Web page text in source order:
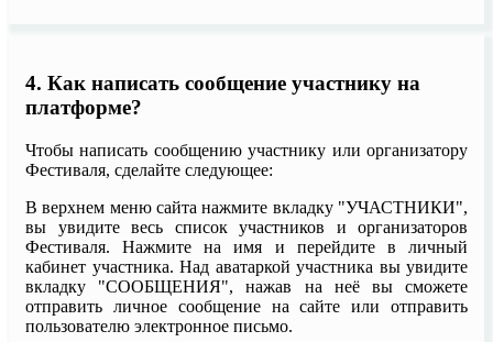
4. Как написать сообщение участнику на
платформе?
Чтобы написать сообщению участнику или организатору
Фестиваля, сделайте следующее:
В верхнем меню сайта нажмите вкладку "УЧАСТНИКИ",
вы увидите весь список участников и организаторов
Фестиваля. Нажмите на имя и перейдите в личный
кабинет участника. Над аватаркой участника вы увидите
вкладку "СООБЩЕНИЯ", нажав на неё вы сможете
отправить личное сообщение на сайте или отправить
пользователю электронное письмо.